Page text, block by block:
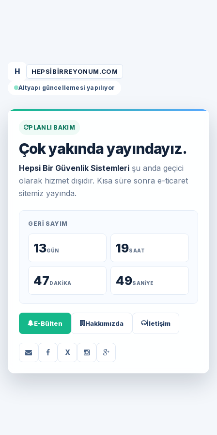
H HEPSIBIRREYONUM.COM
Altyapı güncellemesi yapılıyor
PLANLI BAKIM
Çok yakında yayındayız.
Hepsi Bir Güvenlik Sistemleri şu anda geçici
olarak hizmet dışıdır. Kısa süre sonra e-ticaret
sitemiz yayında.
GERI SAYIM
13GÜN 19SAAT
47DAKIKA 49SANIYE
E-Bülten Hakkımızda İletişim
X